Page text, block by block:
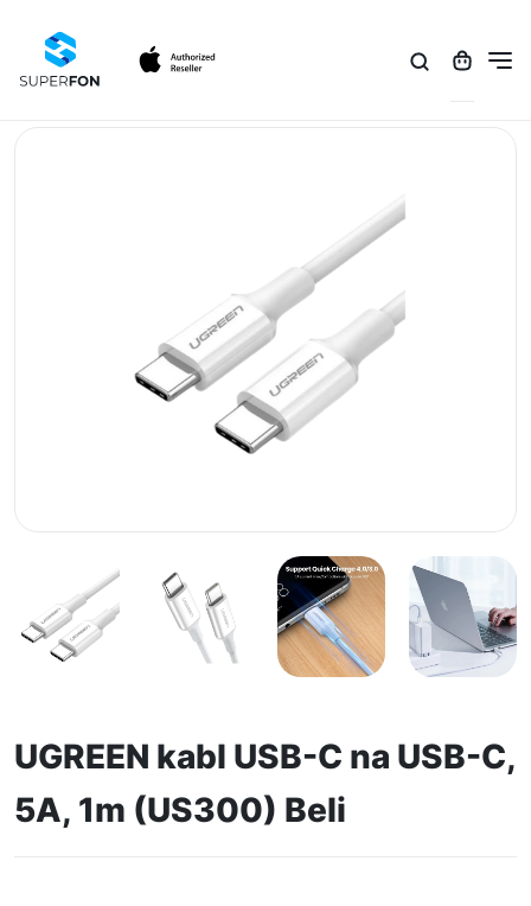
UGREEN kabl USB-C na USB-C,
5A, 1m (US300) Beli